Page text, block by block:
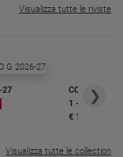
Visualizza tutte le riviste
27
COLLANA
1 - 2
€ 18,50
❯
Visualizza tutte le collection